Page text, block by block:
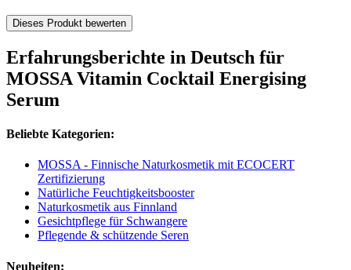
Dieses Produkt bewerten
Erfahrungsberichte in Deutsch für
MOSSA Vitamin Cocktail Energising
Serum
Beliebte Kategorien:
MOSSA - Finnische Naturkosmetik mit ECOCERT
Zertifizierung
Natürliche Feuchtigkeitsbooster
Naturkosmetik aus Finnland
Gesichtpflege für Schwangere
Pflegende & schützende Seren
Neuheiten: